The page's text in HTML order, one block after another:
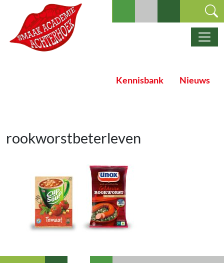
Ga naar de inhoud
Hoofdnavigatie
Kennisbank Nieuws
rookworstbeterleven